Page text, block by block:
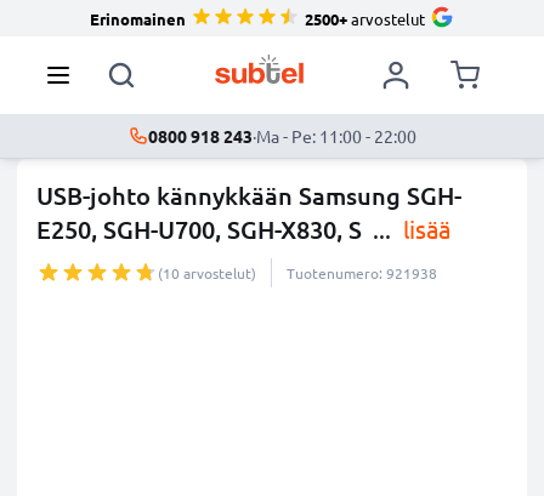
Erinomainen 2500+arvostelut
0800 918 243·Ma - Pe: 11:00 - 22:00
USB-johto kännykkään Samsung SGH-
E250, SGH-U700, SGH-X830, S ... lisää
(10 arvostelut) Tuotenumero: 921938